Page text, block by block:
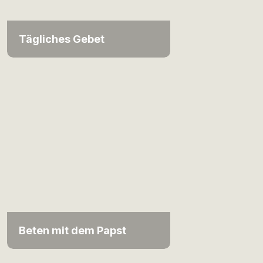
Tägliches Gebet
Beten mit dem Papst